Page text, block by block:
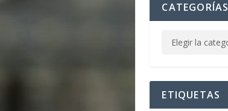
CATEGORÍAS
ETIQUETAS